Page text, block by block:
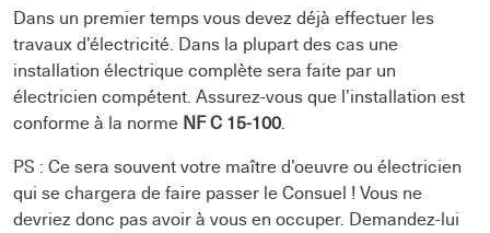
Dans un premier temps vous devez déjà effectuer les
travaux d’électricité. Dans la plupart des cas une
installation électrique complète sera faite par un
électricien compétent. Assurez-vous que l’installation est
conforme à la norme NF C 15-100.
PS : Ce sera souvent votre maître d’oeuvre ou électricien
qui se chargera de faire passer le Consuel ! Vous ne
devriez donc pas avoir à vous en occuper. Demandez-lui